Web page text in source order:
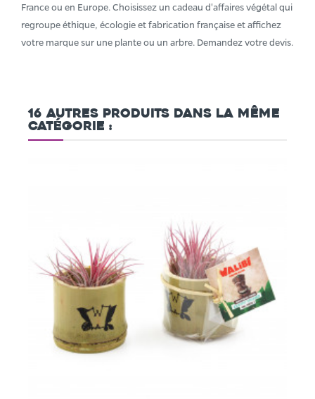
France ou en Europe. Choisissez un cadeau d'affaires végétal qui
regroupe éthique, écologie et fabrication française et affichez
votre marque sur une plante ou un arbre. Demandez votre devis.
16 autres produits dans la même
catégorie :